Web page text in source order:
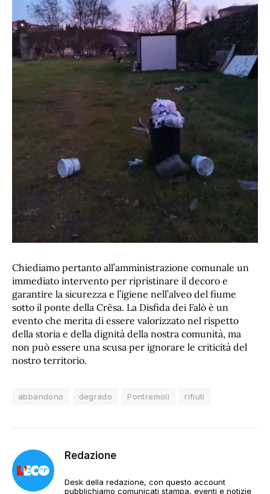
Chiediamo pertanto all’amministrazione comunale un
immediato intervento per ripristinare il decoro e
garantire la sicurezza e l’igiene nell’alveo del fiume
sotto il ponte della Crësa. La Disfida dei Falò è un
evento che merita di essere valorizzato nel rispetto
della storia e della dignità della nostra comunità, ma
non può essere una scusa per ignorare le criticità del
nostro territorio.
abbandono degrado Pontremoli rifiuti
Redazione
Desk della redazione, con questo account
pubblichiamo comunicati stampa, eventi e notizie